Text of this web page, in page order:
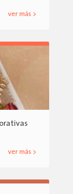
ver más >
ver más >